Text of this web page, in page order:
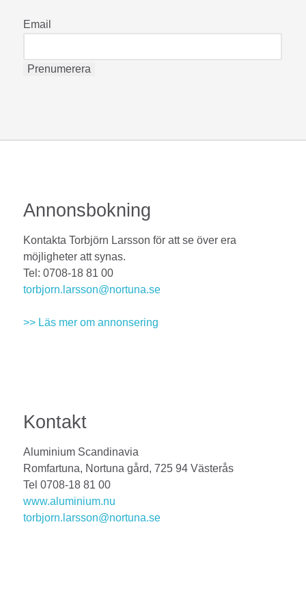
Email
Annonsbokning
Kontakta Torbjörn Larsson för att se över era
möjligheter att synas.
Tel: 0708-18 81 00
torbjorn.larsson@nortuna.se
>> Läs mer om annonsering
Kontakt
Aluminium Scandinavia
Romfartuna, Nortuna gård, 725 94 Västerås
Tel 0708-18 81 00
www.aluminium.nu
torbjorn.larsson@nortuna.se